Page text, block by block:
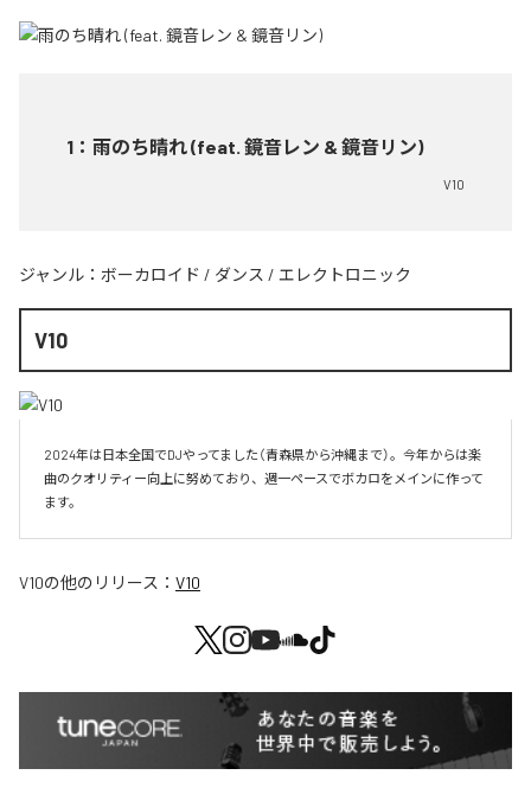
1 ： 雨のち晴れ (feat. 鏡音レン & 鏡音リン)
V10
ジャンル： ボーカロイド / ダンス / エレクトロニック
V10
2024年は日本全国でDJやってました（青森県から沖縄まで）。今年からは楽
曲のクオリティー向上に努めており、週一ペースでボカロをメインに作って
V10の他のリリース： V10